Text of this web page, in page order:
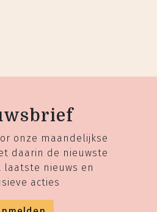
onze maandelijkse
daarin de nieuwste
laatste nieuws en
acties